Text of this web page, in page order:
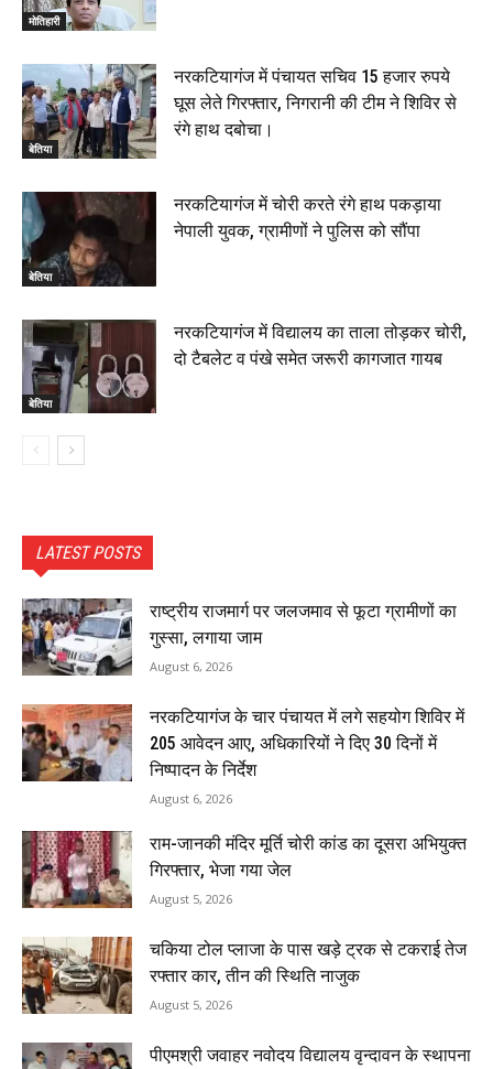
मोतिहारी
बेतिया
नरकटियागंज में पंचायत सचिव 15 हजार रुपये
घूस लेते गिरफ्तार, निगरानी की टीम ने शिविर से
रंगे हाथ दबोचा।
बेतिया
नरकटियागंज में चोरी करते रंगे हाथ पकड़ाया
नेपाली युवक, ग्रामीणों ने पुलिस को सौंपा
बेतिया
नरकटियागंज में विद्यालय का ताला तोड़कर चोरी,
दो टैबलेट व पंखे समेत जरूरी कागजात गायब
LATEST POSTS
राष्ट्रीय राजमार्ग पर जलजमाव से फूटा ग्रामीणों का
गुस्सा, लगाया जाम
August 6, 2026
नरकटियागंज के चार पंचायत में लगे सहयोग शिविर में
205 आवेदन आए, अधिकारियों ने दिए 30 दिनों में
निष्पादन के निर्देश
August 6, 2026
राम-जानकी मंदिर मूर्ति चोरी कांड का दूसरा अभियुक्त
गिरफ्तार, भेजा गया जेल
August 5, 2026
चकिया टोल प्लाजा के पास खड़े ट्रक से टकराई तेज
रफ्तार कार, तीन की स्थिति नाजुक
August 5, 2026
पीएमश्री जवाहर नवोदय विद्यालय वृन्दावन के स्थापना